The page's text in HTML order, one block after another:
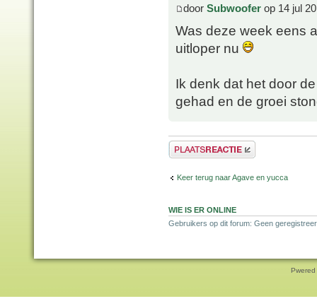
door Subwoofer op 14 jul
Was deze week eens
uitloper nu
Ik denk dat het door
gehad en de groei
Plaats een reactie
Keer terug naar Agave en yucca
WIE IS ER ONLINE
Gebruikers op dit forum: Geen